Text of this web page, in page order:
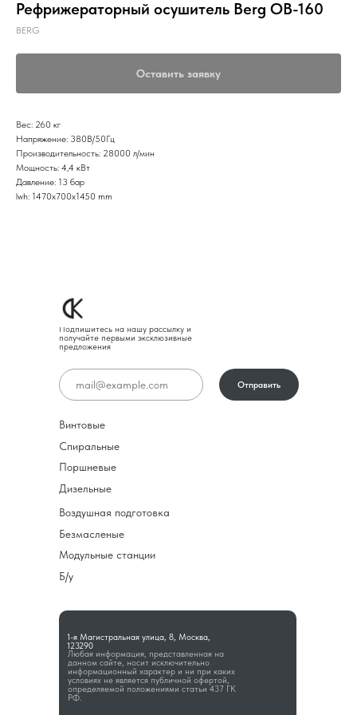
Рефрижераторный осушитель Berg OB-160
BERG
Оставить заявку
Вес: 260 кг
Напряжение: 380В/50Гц
Производительность: 28000 л/мин
Мощность: 4,4 кВт
Давление: 13 бар
lwh: 1470x700x1450 mm
Любая информация, представленная на
данном сайте, носит исключительно
информационный характер и ни при каких
условиях не является публичной офертой,
определяемой положениями статьи 437 ГК
РФ.
1-я Магистральная улица, 8, Москва,
123290
Подпишитесь на нашу рассылку и
получайте первыми эксклюзивные
предложения
Винтовые
Спиральные
Поршневые
Дизельные
Воздушная подготовка
Безмасленые
Модульные станции
Б/у
Отправить